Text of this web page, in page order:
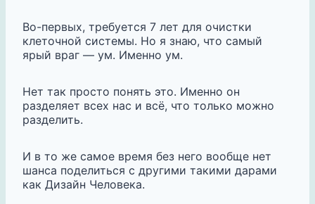
Во-первых, требуется 7 лет для очистки
клеточной системы. Но я знаю, что самый
ярый враг — ум. Именно ум.
Нет так просто понять это. Именно он
разделяет всех нас и всё, что только можно
разделить.
И в то же самое время без него вообще нет
шанса поделиться с другими такими дарами
как Дизайн Человека.